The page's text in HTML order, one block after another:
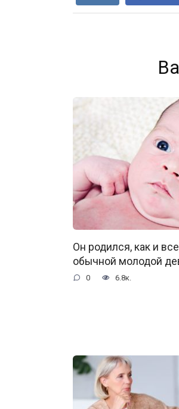
Он родился, как и
обычной молодой
0 6.8к.